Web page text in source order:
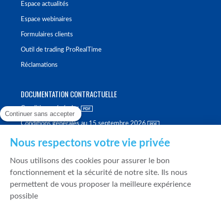
Espace actualités
Espace webinaires
Formulaires clients
Outil de trading ProRealTime
Réclamations
DOCUMENTATION CONTRACTUELLE
Conditions générales
Conditions générales au 15 septembre 2026
Politique de meilleure sélection
Politique de durabilité
Continuer sans accepter
Nous respectons votre vie privée
Nous utilisons des cookies pour assurer le bon
fonctionnement et la sécurité de notre site. Ils nous
permettent de vous proposer la meilleure expérience
possible